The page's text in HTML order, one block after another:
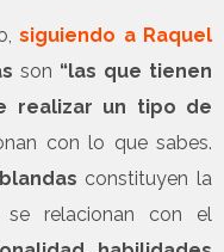
siguiendo a Raquel
son “las que tienen
realizar un tipo de
con lo que sabes.
constituyen la
relacionan con el